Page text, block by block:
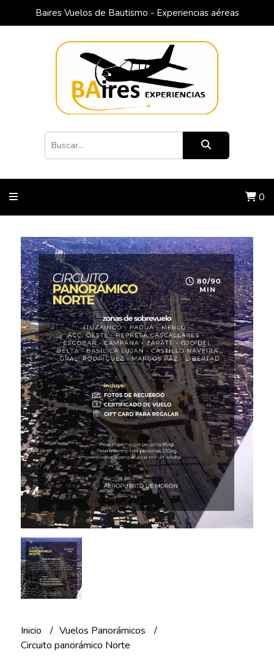
Baires Vuelos de Bautismo - Experiencias aéreas
0
Inicio
Vuelos Panorámicos
Circuito panorámico Norte